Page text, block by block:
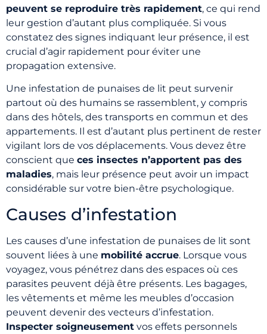
peuvent se reproduire très rapidement, ce qui rend
leur gestion d’autant plus compliquée. Si vous
constatez des signes indiquant leur présence, il est
crucial d’agir rapidement pour éviter une
propagation extensive.
Une infestation de punaises de lit peut survenir
partout où des humains se rassemblent, y compris
dans des hôtels, des transports en commun et des
appartements. Il est d’autant plus pertinent de rester
vigilant lors de vos déplacements. Vous devez être
conscient que ces insectes n’apportent pas des
maladies, mais leur présence peut avoir un impact
considérable sur votre bien-être psychologique.
Causes d’infestation
Les causes d’une infestation de punaises de lit sont
souvent liées à une mobilité accrue. Lorsque vous
voyagez, vous pénétrez dans des espaces où ces
parasites peuvent déjà être présents. Les bagages,
les vêtements et même les meubles d’occasion
peuvent devenir des vecteurs d’infestation.
Inspecter soigneusement vos effets personnels